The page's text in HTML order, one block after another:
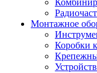
Монтажное
Коробки